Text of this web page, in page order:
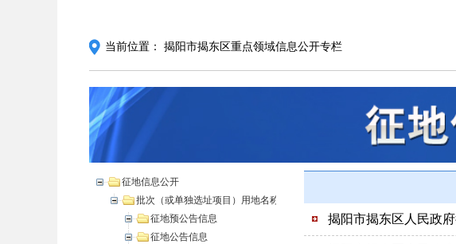
当前位置： 揭阳市揭东区重点领域信息公开专栏
征地信息公开
批次（或单独选址项目）用地名称
征地预公告信息
征地公告信息
揭阳市揭东区人民政